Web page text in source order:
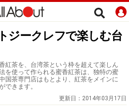
ジークレフで楽しむ台
紅茶を、台湾茶という枠を超えて楽しん
を使って作られる蜜香紅茶は、独特の蜜
国茶専門店はもとより、紅茶をメインに
できます。
更新日： 2014年03月17日